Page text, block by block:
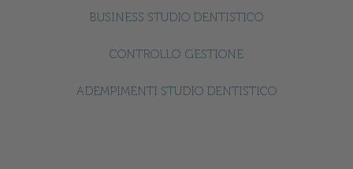
BUSINESS STUDIO DENTISTICO
CONTROLLO GESTIONE
ADEMPIMENTI STUDIO DENTISTICO